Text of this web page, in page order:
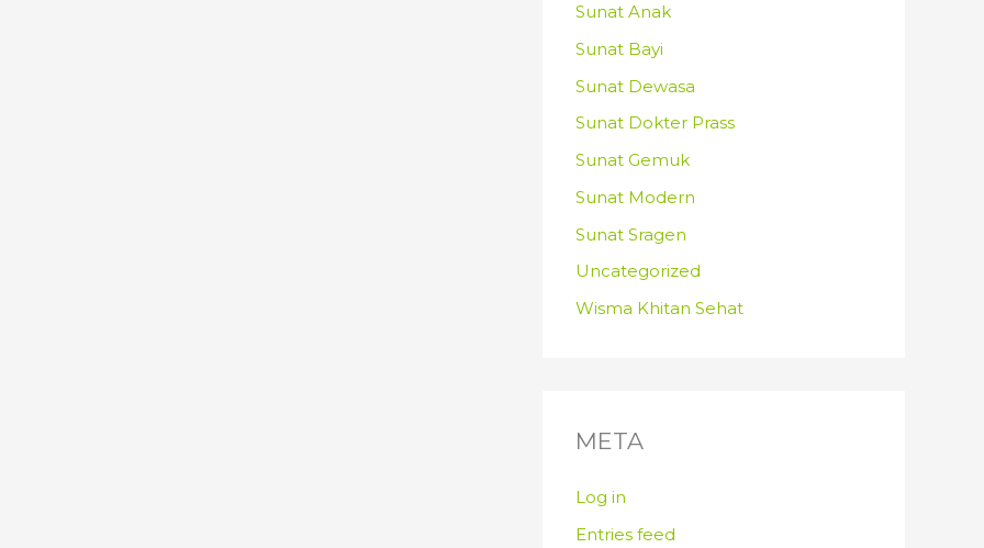
Sunat Anak
Sunat Bayi
Sunat Dewasa
Sunat Dokter Prass
Sunat Gemuk
Sunat Modern
Sunat Sragen
Uncategorized
Wisma Khitan Sehat
META
Log in
Entries feed